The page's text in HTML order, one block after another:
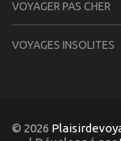
VOYAGER PAS CHER
VOYAGES INSOLITES
© 2026